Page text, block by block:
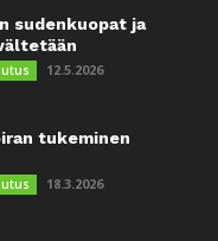
sudenkuopat ja
12.5.2026
tukeminen
18.3.2026